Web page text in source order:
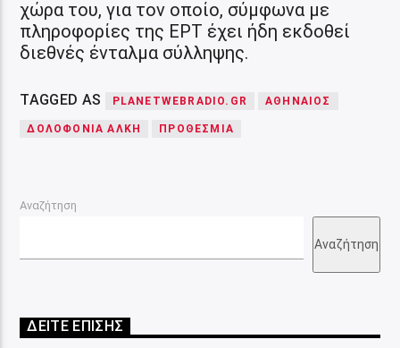
χώρα του, για τον οποίο, σύμφωνα με
πληροφορίες της ΕΡΤ έχει ήδη εκδοθεί
διεθνές ένταλμα σύλληψης.
TAGGED AS PLANETWEBRADIO.GR ΑΘΗΝΑΊΟΣ
ΔΟΛΟΦΟΝΊΑ ΆΛΚΗ ΠΡΟΘΕΣΜΊΑ
Αναζήτηση
Αναζήτηση
ΔΕΙΤΕ ΕΠΙΣΗΣ